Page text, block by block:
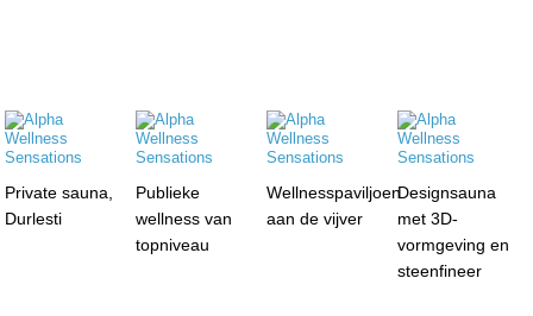
Private sauna,
Durlesti
Publieke
wellness van
topniveau
Wellnesspaviljoen
aan de vijver
Designsauna
met 3D-
vormgeving en
steenfineer